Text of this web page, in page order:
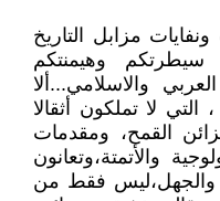
مزابل التاريخ
وهيمنتكم
والاسلامي...ألا
لا تملكون أثقالا
القمح، ومقدمات
والأتمتة،وتعانون
والجهل،ليس فقط من